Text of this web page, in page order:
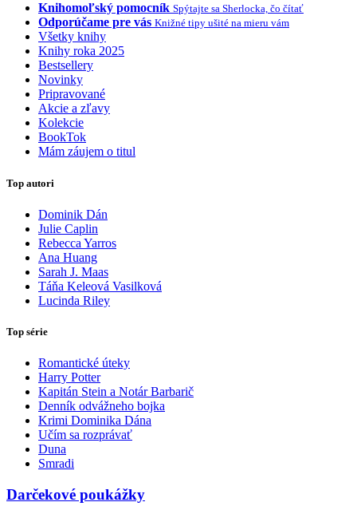
Knihomoľský pomocník Spýtajte sa Sherlocka, čo čítať
Odporúčame pre vás Knižné tipy ušité na mieru vám
Všetky knihy
Knihy roka 2025
Bestsellery
Novinky
Pripravované
Akcie a zľavy
Kolekcie
BookTok
Mám záujem o titul
Top autori
Dominik Dán
Julie Caplin
Rebecca Yarros
Ana Huang
Sarah J. Maas
Táňa Keleová Vasilková
Lucinda Riley
Top série
Romantické úteky
Harry Potter
Kapitán Stein a Notár Barbarič
Denník odvážneho bojka
Krimi Dominika Dána
Učím sa rozprávať
Duna
Smradi
Darčekové poukážky